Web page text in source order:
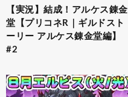
【実況】結成！アルケス錬金
堂【プリコネR｜ギルドスト
ーリー アルケス錬金堂編】
#2